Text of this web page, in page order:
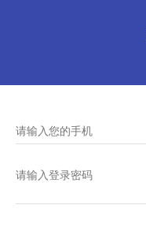
请输入您的手机
请输入登录密码